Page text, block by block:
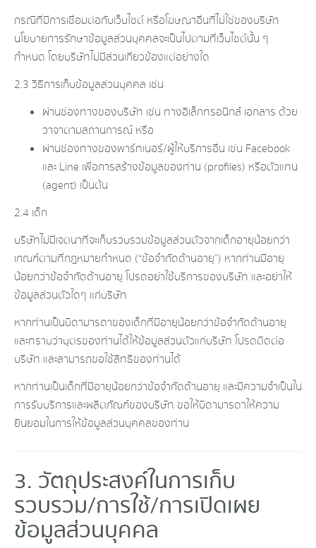
กรณีที่มีการเชื่อมต่อกับเว็บไซต์ หรือโฆษณาอื่นที่ไม่ใช่ของบริษัท
นโยบายการรักษาข้อมูลส่วนบุคคลจะเป็นไปตามที่เว็บไซต์นั้น ๆ
กำหนด โดยบริษัทไม่มีส่วนเกี่ยวข้องแต่อย่างใด
2.3 วิธีการเก็บข้อมูลส่วนบุคคล เช่น
ผ่านช่องทางของบริษัท เช่น ทางอิเล็กทรอนิกส์ เอกสาร ด้วย
วาจาตามสถานการณ์ หรือ
ผ่านช่องทางของพาร์ทเนอร์/ผู้ให้บริการอื่น เช่น Facebook
และ Line เพื่อการสร้างข้อมูลของท่าน (profiles) หรือตัวแทน
(agent) เป็นต้น
2.4 เด็ก
บริษัทไม่มีเจตนาที่จะเก็บรวบรวมข้อมูลส่วนตัวจากเด็กอายุน้อยกว่า
เกณฑ์ตามที่กฎหมายกำหนด (“ข้อจำกัดด้านอายุ”) หากท่านมีอายุ
น้อยกว่าข้อจำกัดด้านอายุ โปรดอย่าใช้บริการของบริษัท และอย่าให้
ข้อมูลส่วนตัวใดๆ แก่บริษัท
หากท่านเป็นบิดามารดาของเด็กที่มีอายุน้อยกว่าข้อจำกัดด้านอายุ
และทราบว่าบุตรของท่านได้ให้ข้อมูลส่วนตัวแก่บริษัท โปรดติดต่อ
บริษัท และสามารถขอใช้สิทธิของท่านได้
หากท่านเป็นเด็กที่มีอายุน้อยกว่าข้อจำกัดด้านอายุ และมีความจำเป็นใน
การรับบริการและผลิตภัณฑ์ของบริษัท ขอให้บิดามารดาให้ความ
ยินยอมในการให้ข้อมูลส่วนบุคคลของท่าน
3. วัตถุประสงค์ในการเก็บ
รวบรวม/การใช้/การเปิดเผย
ข้อมูลส่วนบุคคล